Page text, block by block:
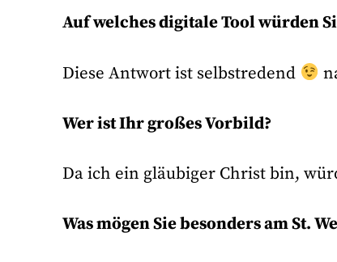
Auf welches digitale Tool würden
Diese Antwort ist selbstredend
Wer ist Ihr großes Vorbild?
Da ich ein gläubiger Christ bin,
Was mögen Sie besonders am St.